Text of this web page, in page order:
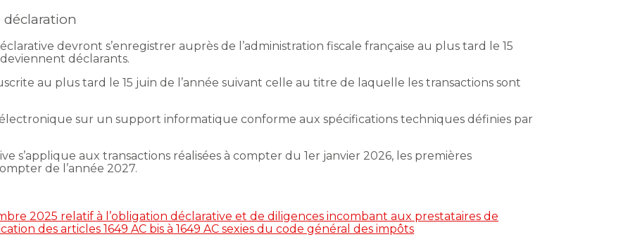
déclaration
devront s’enregistrer auprès de l’administration fiscale française au plus tard le 15
déclarants.
au plus tard le 15 juin de l’année suivant celle au titre de laquelle les transactions sont
sur un support informatique conforme aux spécifications techniques définies par
s’applique aux transactions réalisées à compter du 1er janvier 2026, les premières
de l’année 2027.
2025 relatif à l’obligation déclarative et de diligences incombant aux prestataires de
des articles 1649 AC bis à 1649 AC sexies du code général des impôts